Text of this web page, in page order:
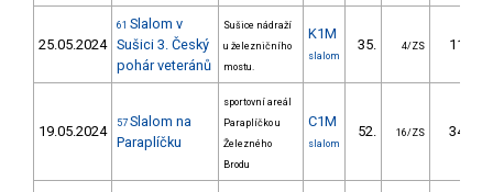
25.05.2024
61 Slalom v
Sušici 3. Český
pohár veteránů
Sušice nádraží
u železničního
mostu.
K1M
slalom
35. 4/ZS 11.01
19.05.2024 57 Slalom na
Paraplíčku
sportovní areál
Paraplíčko u
Železného
Brodu
C1M
slalom
52. 16/ZS 34.60